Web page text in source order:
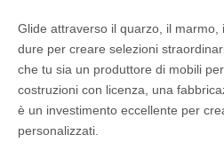
Glide attraverso il quarzo, il
dure per creare selezioni
che tu sia un produttore di mobili
costruzioni con licenza, una
è un investimento eccellente per
personalizzati.